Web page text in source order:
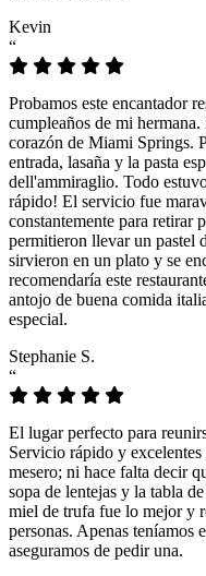
Kevin
“
Probamos este encantador
cumpleaños de mi
corazón de Miami Springs.
entrada, lasaña y la pasta
dell'ammiraglio. Todo
rápido! El servicio fue
constantemente para retirar
permitieron llevar un pastel
sirvieron en un plato y se
recomendaría este
antojo de buena comida
especial.
Stephanie S.
“
El lugar perfecto para
Servicio rápido y
mesero; ni hace falta decir
sopa de lentejas y la tabla
miel de trufa fue lo mejor y
personas. Apenas teníamos
aseguramos de pedir una.